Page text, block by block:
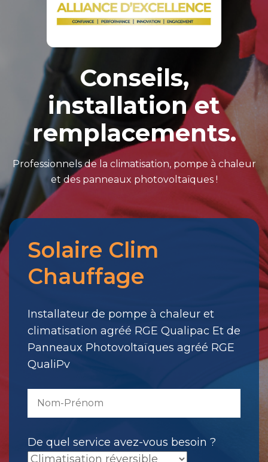
Conseils,
installation et
remplacements.
Professionnels de la climatisation, pompe à chaleur
et des panneaux photovoltaïques !
Merci
pour
votre
Il
a
été
envoyé.
Solaire Clim
Chauffage
Installateur de pompe à chaleur et
climatisation agréé RGE Qualipac Et de
Panneaux Photovoltaïques agréé RGE
QualiPv
De quel service avez-vous besoin ?